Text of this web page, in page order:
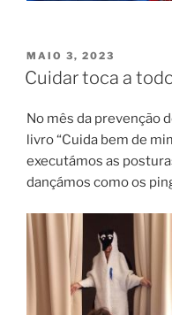
PUBLICADO
EM
MAIO 3, 2023
Cuidar toca a
No mês da prevenção
livro “Cuida bem de
executámos as
dançámos como os